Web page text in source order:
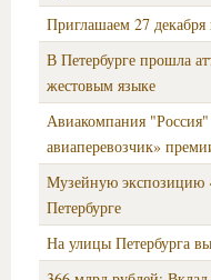
Приглашаем 27
В Петербурге прошла
жестовым языке
Авиакомпания
авиаперевозчик»
Музейную экспозицию
Петербурге
На улицы Петербурга